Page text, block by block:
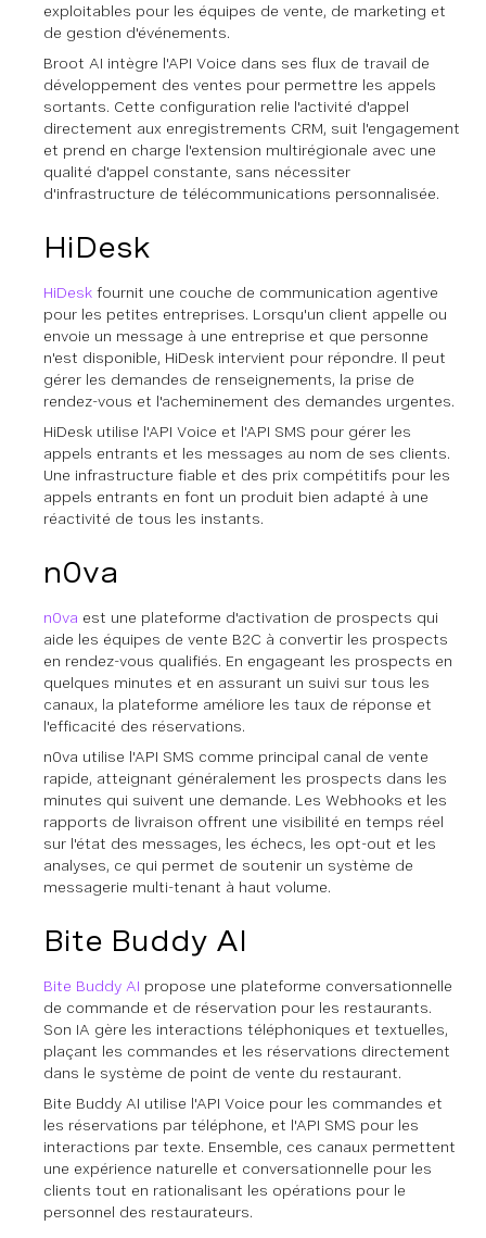
exploitables pour les équipes de vente, de marketing et
de gestion d'événements.
Broot AI intègre l'API Voice dans ses flux de travail de
développement des ventes pour permettre les appels
sortants. Cette configuration relie l'activité d'appel
directement aux enregistrements CRM, suit l'engagement
et prend en charge l'extension multirégionale avec une
qualité d'appel constante, sans nécessiter
d'infrastructure de télécommunications personnalisée.
HiDesk
HiDesk fournit une couche de communication agentive
pour les petites entreprises. Lorsqu'un client appelle ou
envoie un message à une entreprise et que personne
n'est disponible, HiDesk intervient pour répondre. Il peut
gérer les demandes de renseignements, la prise de
rendez-vous et l'acheminement des demandes urgentes.
HiDesk utilise l'API Voice et l'API SMS pour gérer les
appels entrants et les messages au nom de ses clients.
Une infrastructure fiable et des prix compétitifs pour les
appels entrants en font un produit bien adapté à une
réactivité de tous les instants.
n0va
n0va est une plateforme d'activation de prospects qui
aide les équipes de vente B2C à convertir les prospects
en rendez-vous qualifiés. En engageant les prospects en
quelques minutes et en assurant un suivi sur tous les
canaux, la plateforme améliore les taux de réponse et
l'efficacité des réservations.
n0va utilise l'API SMS comme principal canal de vente
rapide, atteignant généralement les prospects dans les
minutes qui suivent une demande. Les Webhooks et les
rapports de livraison offrent une visibilité en temps réel
sur l'état des messages, les échecs, les opt-out et les
analyses, ce qui permet de soutenir un système de
messagerie multi-tenant à haut volume.
Bite Buddy AI
Bite Buddy AI propose une plateforme conversationnelle
de commande et de réservation pour les restaurants.
Son IA gère les interactions téléphoniques et textuelles,
plaçant les commandes et les réservations directement
dans le système de point de vente du restaurant.
Bite Buddy AI utilise l'API Voice pour les commandes et
les réservations par téléphone, et l'API SMS pour les
interactions par texte. Ensemble, ces canaux permettent
une expérience naturelle et conversationnelle pour les
clients tout en rationalisant les opérations pour le
personnel des restaurateurs.